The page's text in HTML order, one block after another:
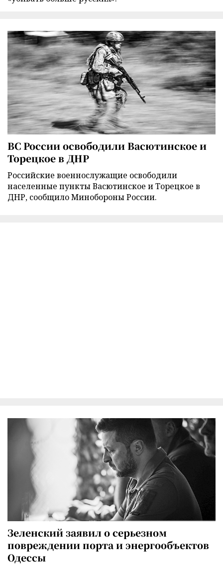
ВС России освободили Васютинское и
Торецкое в ДНР
Российские военнослужащие освободили
населенные пункты Васютинское и Торецкое в
ДНР, сообщило Минобороны России.
Зеленский заявил о серьезном
повреждении порта и энергообъектов
Одессы